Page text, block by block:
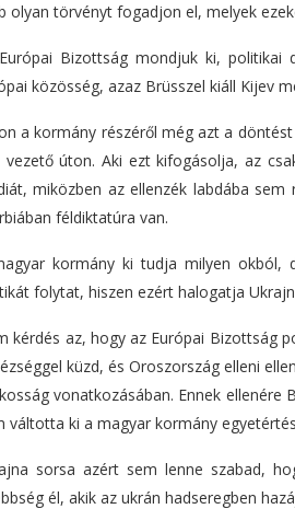
olyan törvényt fogadjon el, melyek
Bizottság mondjuk ki,
közösség, azaz Brüsszel kiáll Kijev
a kormány részéről még azt a
vezető úton. Aki ezt kifogásolja, az
miközben az ellenzék labdába
féldiktatúra van.
kormány ki tudja milyen okból,
folytat, hiszen ezért halogatja
kérdés az, hogy az Európai Bizottság
küzd, és Oroszország elleni
vonatkozásában. Ennek ellenére
váltotta ki a magyar kormány
sorsa azért sem lenne szabad,
él, akik az ukrán hadseregben